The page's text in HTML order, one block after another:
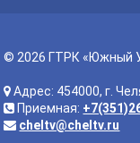
© 2026 ГТРК «Южный
Адрес: 454000, г.
Приемная:
cheltv@cheltv.ru